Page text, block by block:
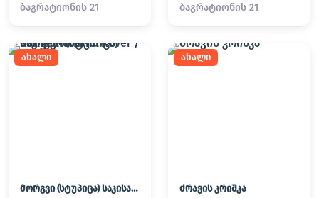
ბაგრატიონის 21
ბაგრატიონის 21
ახალი
მორგვი (სტუპიცა) საკისარი Land Rover / Range Rover
ახალი
ძრავის კრიშკა